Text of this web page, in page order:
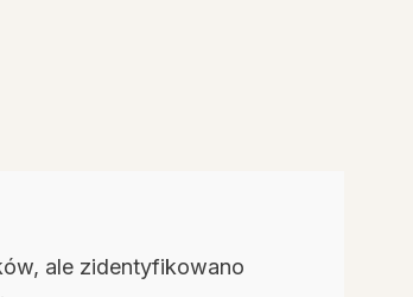
ale zidentyfikowano